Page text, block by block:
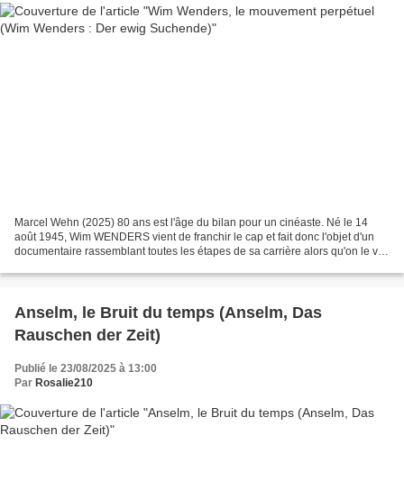
Marcel Wehn (2025) 80 ans est l'âge du bilan pour un cinéaste. Né le 14
août 1945, Wim WENDERS vient de franchir le cap et fait donc l'objet d'un
documentaire rassemblant toutes les étapes de sa carrière alors qu'on le voit
Anselm, le Bruit du temps (Anselm, Das
Rauschen der Zeit)
Publié le 23/08/2025 à 13:00
Par Rosalie210